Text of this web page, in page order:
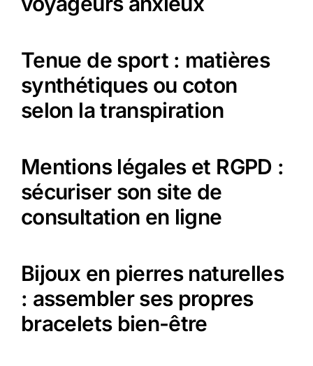
Tenue de sport : matières
synthétiques ou coton
selon la transpiration
Mentions légales et RGPD :
sécuriser son site de
consultation en ligne
Bijoux en pierres naturelles
: assembler ses propres
bracelets bien-être